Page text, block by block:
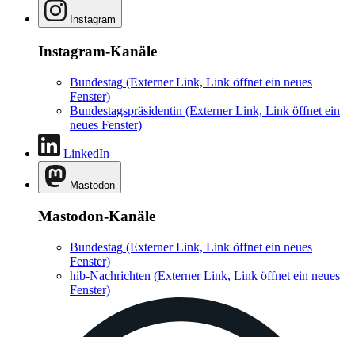
Instagram
Instagram-Kanäle
Bundestag (Externer Link, Link öffnet ein neues
Fenster)
Bundestagspräsidentin (Externer Link, Link öffnet ein
neues Fenster)
LinkedIn
Mastodon
Mastodon-Kanäle
Bundestag (Externer Link, Link öffnet ein neues
Fenster)
hib-Nachrichten (Externer Link, Link öffnet ein neues
Fenster)